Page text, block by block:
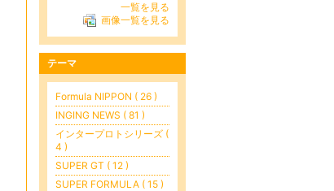
一覧を見る
画像一覧を見る
テーマ
Formula NIPPON ( 26 )
INGING NEWS ( 81 )
インタープロトシリーズ (
4 )
SUPER GT ( 12 )
SUPER FORMULA ( 15 )